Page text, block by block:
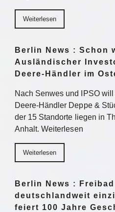
Weiterlesen
Berlin News : Schon
Ausländischer
Deere-Händler im
Nach Senwes und IPSO
Deere-Händler Deppe &
der 15 Standorte liegen in
Anhalt. Weiterlesen
Weiterlesen
Berlin News :
deutschlandweit
feiert 100 Jahre